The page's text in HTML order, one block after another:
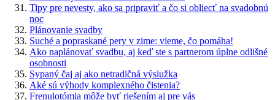
Tipy pre nevesty, ako sa pripraviť a čo si obliecť na svadobnú
noc
Plánovanie svadby
Suché a popraskané pery v zime: vieme, čo pomáha!
Ako naplánovať svadbu, aj keď ste s partnerom úplne odlišné
osobnosti
Sypaný čaj aj ako netradičná výslužka
Aké sú výhody komplexného čistenia?
Frenulotómia môže byť riešením aj pre vás